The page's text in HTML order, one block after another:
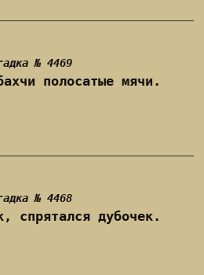
№ 4469
полосатые мячи.
№ 4468
спрятался дубочек.